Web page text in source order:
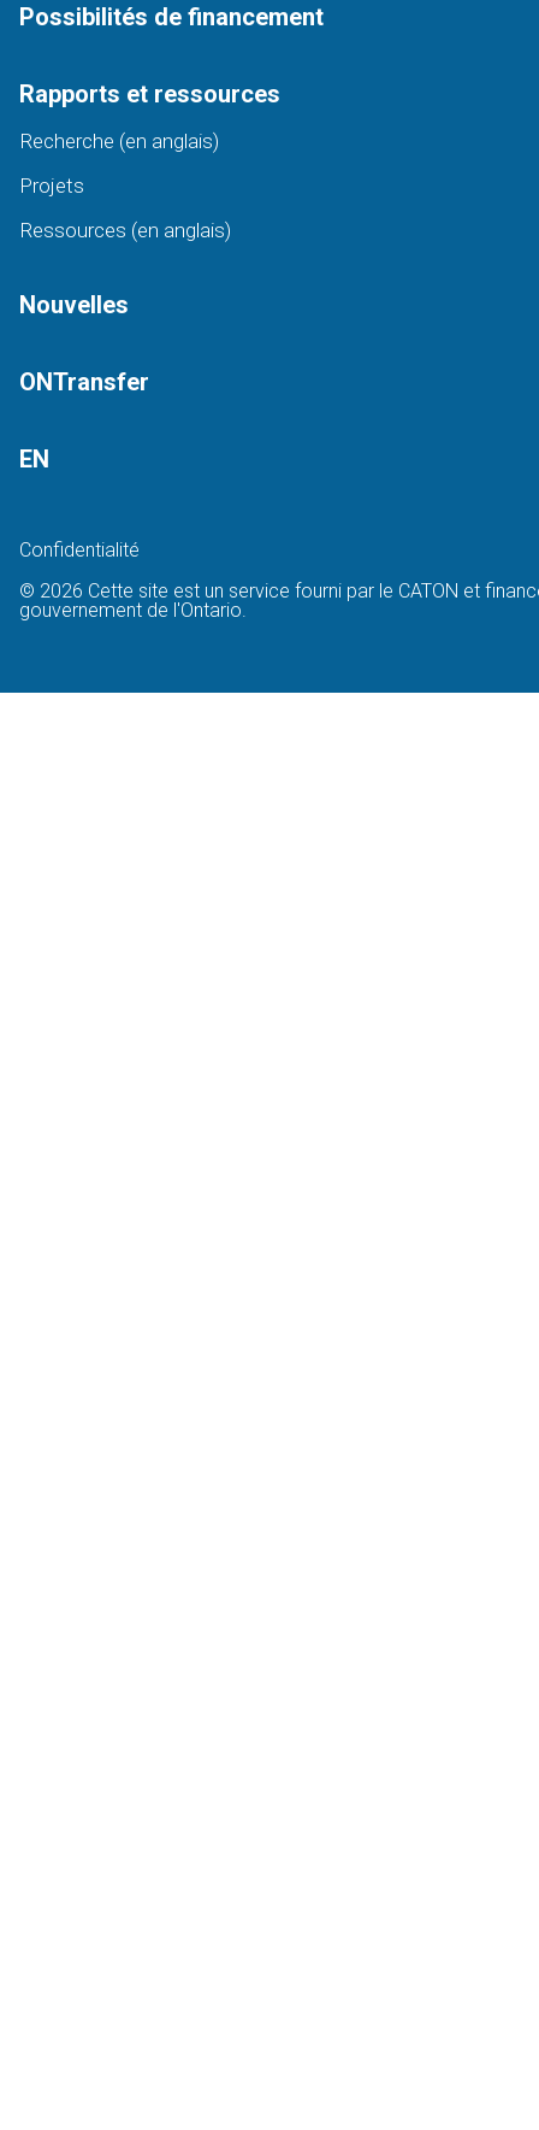
Possibilités de financement
Rapports et ressources
Recherche (en anglais)
Projets
Ressources (en anglais)
Nouvelles
ONTransfer
EN
Confidentialité
© 2026 Cette site est un service fourni par le CATON et
gouvernement de l'Ontario.